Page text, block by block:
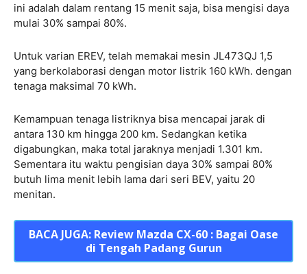
ini adalah dalam rentang 15 menit saja, bisa mengisi daya
mulai 30% sampai 80%.
Untuk varian EREV, telah memakai mesin JL473QJ 1,5
yang berkolaborasi dengan motor listrik 160 kWh. dengan
tenaga maksimal 70 kWh.
Kemampuan tenaga listriknya bisa mencapai jarak di
antara 130 km hingga 200 km. Sedangkan ketika
digabungkan, maka total jaraknya menjadi 1.301 km.
Sementara itu waktu pengisian daya 30% sampai 80%
butuh lima menit lebih lama dari seri BEV, yaitu 20
menitan.
BACA JUGA: Review Mazda CX-60 : Bagai Oase
di Tengah Padang Gurun